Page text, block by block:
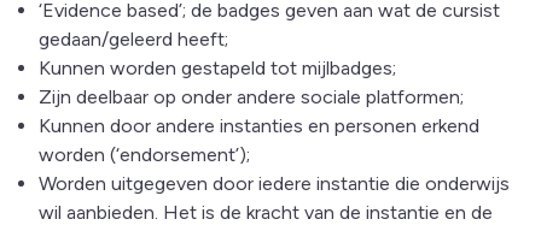
‘Evidence based’; de badges geven aan wat de cursist
gedaan/geleerd heeft;
Kunnen worden gestapeld tot mijlbadges;
Zijn deelbaar op onder andere sociale platformen;
Kunnen door andere instanties en personen erkend
worden (‘endorsement’);
Worden uitgegeven door iedere instantie die onderwijs
wil aanbieden. Het is de kracht van de instantie en de